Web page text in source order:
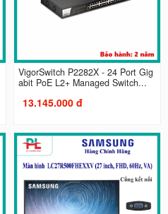
VigorSwitch P2282X - 24 Port Gig
abit PoE L2+ Managed Switch...
13.145.000 đ